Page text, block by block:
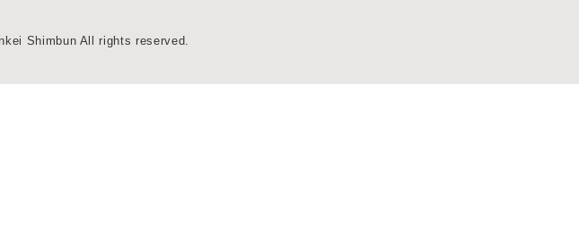
Shimbun All rights reserved.